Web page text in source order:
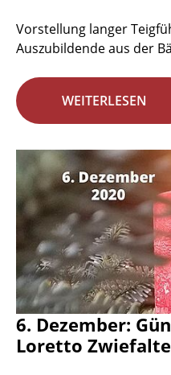
Vorstellung langer
Auszubildende aus der
WEITERLESEN
6. Dezember:
Loretto